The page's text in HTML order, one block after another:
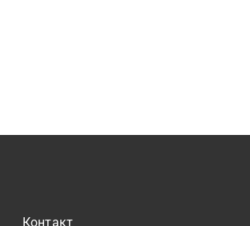
Контакт